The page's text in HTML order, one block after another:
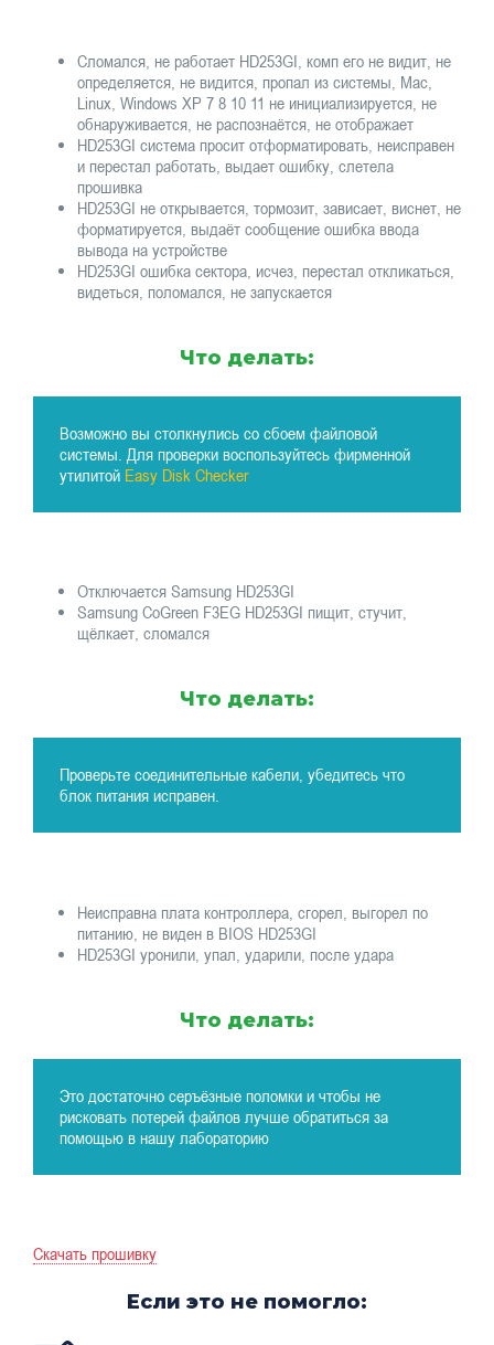
Сломался, не работает HD253GI, комп его не видит, не
определяется, не видится, пропал из системы, Mac,
Linux, Windows XP 7 8 10 11 не инициализируется, не
обнаруживается, не распознаётся, не отображает
HD253GI система просит отформатировать, неисправен
и перестал работать, выдает ошибку, слетела
прошивка
HD253GI не открывается, тормозит, зависает, виснет, не
форматируется, выдаёт сообщение ошибка ввода
вывода на устройстве
HD253GI ошибка сектора, исчез, перестал откликаться,
видеться, поломался, не запускается
Что делать:
Возможно вы столкнулись со сбоем файловой
системы. Для проверки воспользуйтесь фирменной
утилитой Easy Disk Checker
Отключается Samsung HD253GI
Samsung CoGreen F3EG HD253GI пищит, стучит,
щёлкает, сломался
Что делать:
Проверьте соединительные кабели, убедитесь что
блок питания исправен.
Неисправна плата контроллера, сгорел, выгорел по
питанию, не виден в BIOS HD253GI
HD253GI уронили, упал, ударили, после удара
Что делать:
Это достаточно серъёзные поломки и чтобы не
рисковать потерей файлов лучше обратиться за
помощью в нашу лабораторию
Скачать прошивку
Если это не помогло: